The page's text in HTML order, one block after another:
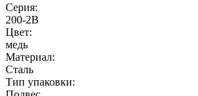
Серия:
200-2B
Цвет:
медь
Материал:
Сталь
Тип упаковки: